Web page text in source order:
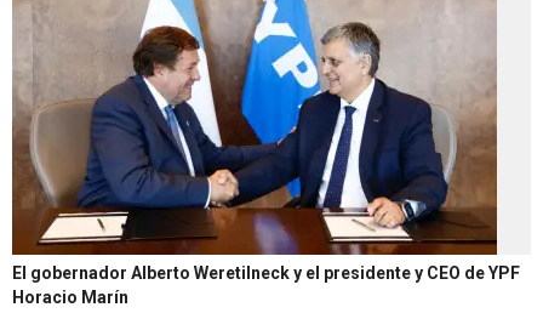
El gobernador Alberto Weretilneck y el presidente y CEO de YPF
Horacio Marín